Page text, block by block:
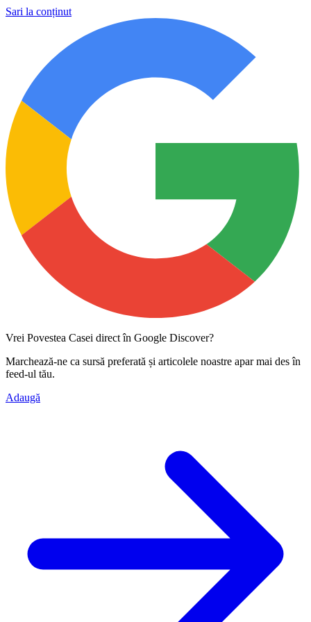
Sari la conținut
Vrei Povestea Casei direct în Google Discover?
Marchează-ne ca sursă preferată și articolele noastre apar mai des în
feed-ul tău.
Adaugă